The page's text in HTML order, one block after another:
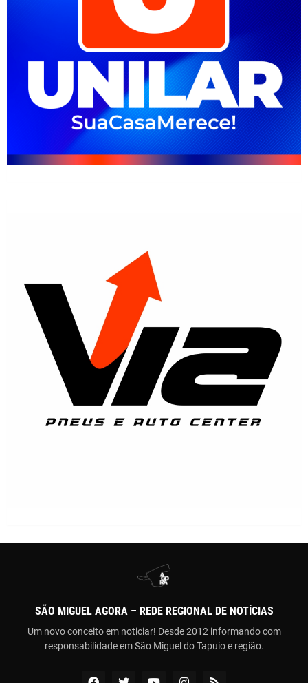
SÃO MIGUEL AGORA – REDE REGIONAL DE NOTÍCIAS
Um novo conceito em noticiar! Desde 2012 informando com
responsabilidade em São Miguel do Tapuio e região.